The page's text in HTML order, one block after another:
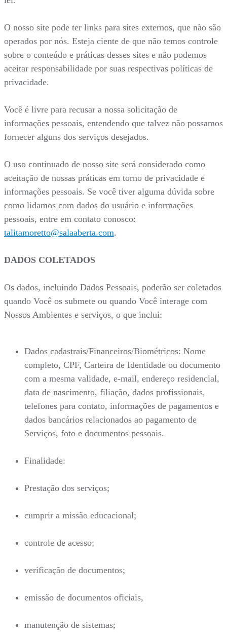
O nosso site pode ter links para sites externos, que não são
operados por nós. Esteja ciente de que não temos controle
sobre o conteúdo e práticas desses sites e não podemos
aceitar responsabilidade por suas respectivas políticas de
privacidade.
Você é livre para recusar a nossa solicitação de
informações pessoais, entendendo que talvez não possamos
fornecer alguns dos serviços desejados.
O uso continuado de nosso site será considerado como
aceitação de nossas práticas em torno de privacidade e
informações pessoais. Se você tiver alguma dúvida sobre
como lidamos com dados do usuário e informações
pessoais, entre em contato conosco:
talitamoretto@salaaberta.com.
DADOS COLETADOS
Os dados, incluindo Dados Pessoais, poderão ser coletados
quando Você os submete ou quando Você interage com
Nossos Ambientes e serviços, o que inclui:
Dados cadastrais/Financeiros/Biométricos: Nome
completo, CPF, Carteira de Identidade ou documento
com a mesma validade, e-mail, endereço residencial,
data de nascimento, filiação, dados profissionais,
telefones para contato, informações de pagamentos e
dados bancários relacionados ao pagamento de
Serviços, foto e documentos pessoais.
Finalidade:
Prestação dos serviços;
cumprir a missão educacional;
controle de acesso;
verificação de documentos;
emissão de documentos oficiais,
manutenção de sistemas;